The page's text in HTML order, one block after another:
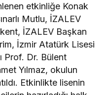
etkinliğe Konak
Mutlu, İZALEV
İZALEV Başkan
İzmir Atatürk Lisesi
Prof. Dr. Bülent
Yılmaz, okulun
Etkinlikte lisenin